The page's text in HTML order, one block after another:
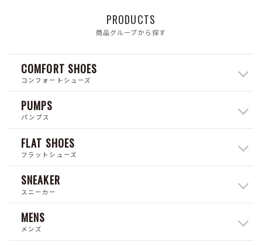
PRODUCTS
商品グループから探す
COMFORT SHOES
コンフォートシューズ
PUMPS
パンプス
FLAT SHOES
フラットシューズ
SNEAKER
スニーカー
MENS
メンズ